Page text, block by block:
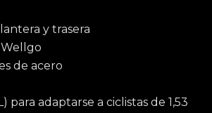
y trasera
de acero
para adaptarse a ciclistas de 1,53